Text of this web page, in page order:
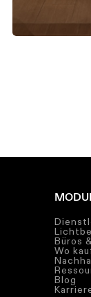
Büros
Wo
Blog